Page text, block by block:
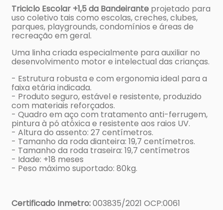
Triciclo Escolar +1,5 da Bandeirante projetado para
uso coletivo tais como escolas, creches, clubes,
parques, playgrounds, condomínios e áreas de
recreação em geral.
Uma linha criada especialmente para auxiliar no
desenvolvimento motor e intelectual das crianças.
- Estrutura robusta e com ergonomia ideal para a
faixa etária indicada.
- Produto seguro, estável e resistente, produzido
com materiais reforçados.
- Quadro em aço com tratamento anti-ferrugem,
pintura à pó atóxica e resistente aos raios UV.
- Altura do assento: 27 centímetros.
- Tamanho da roda dianteira: 19,7 centímetros.
- Tamanho da roda traseira: 19,7 centímetros
- Idade: +18 meses
- Peso máximo suportado: 80kg.
Certificado Inmetro:003835/2021 OCP:0061